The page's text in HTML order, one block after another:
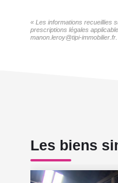
« Les informations recueillies
prescriptions légales
manon.leroy@tipi-
Les biens